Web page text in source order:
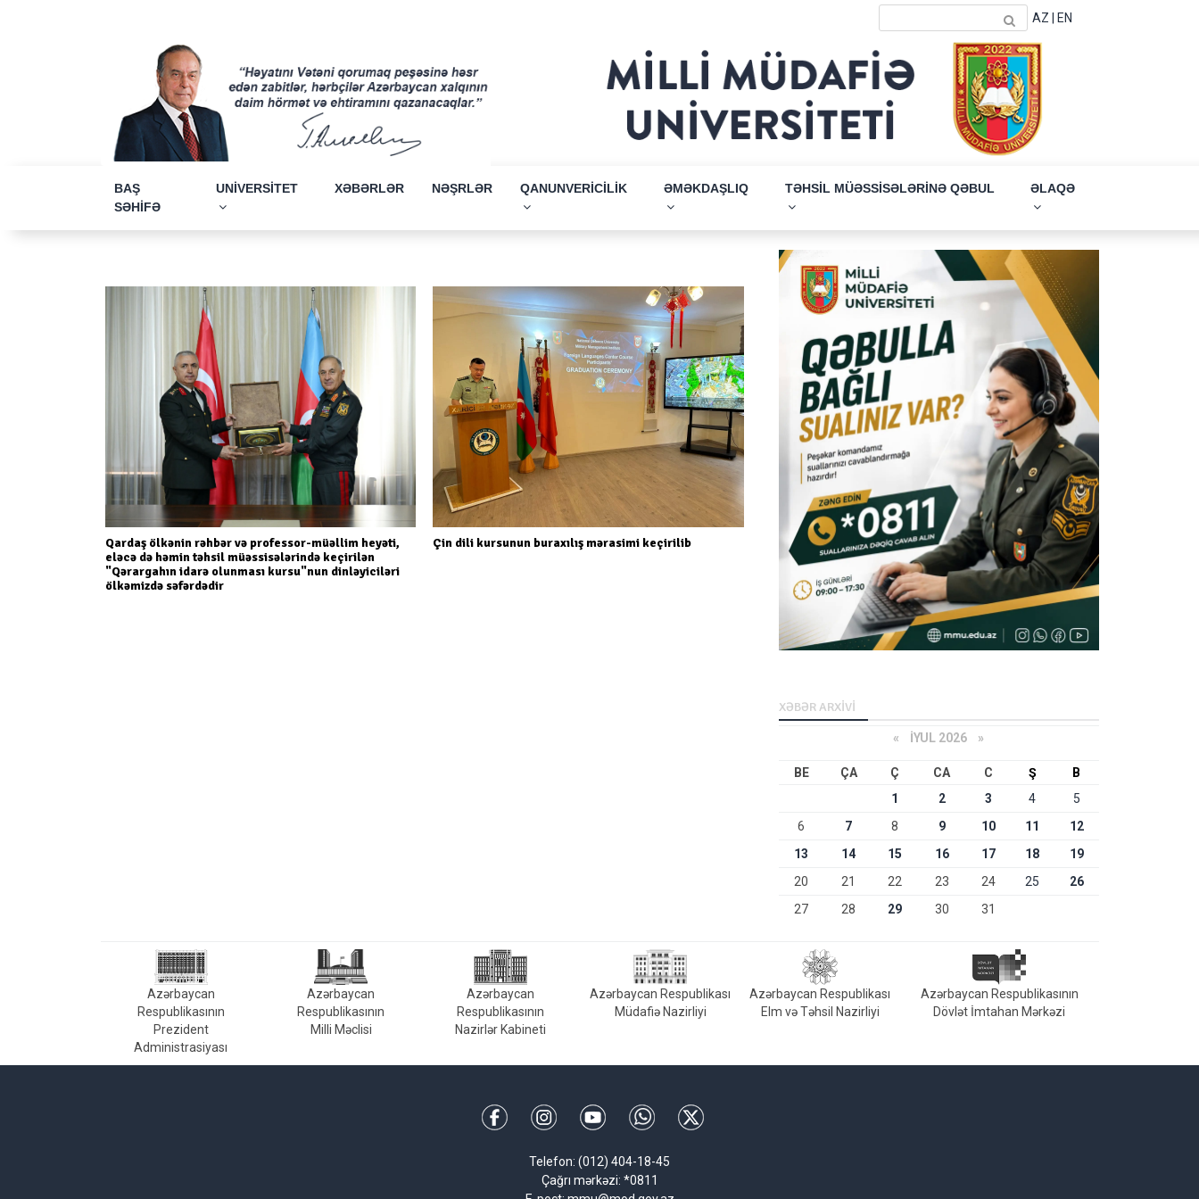
AZ EN
BAŞ
SƏHİFƏ
UNİVERSİTET XƏBƏRLƏR NƏŞRLƏR QANUNVERİCİLİK ƏMƏKDAŞLIQ TƏHSİL MÜƏSSİSƏLƏRİNƏ QƏBUL ƏLAQƏ
Qardaş ölkənin rəhbər və professor-müəllim heyəti,
eləcə də həmin təhsil müəssisələrində keçirilən
"Qərargahın idarə olunması kursu"nun dinləyiciləri
ölkəmizdə səfərdədir
Çin dili kursunun buraxılış mərasimi keçirilib
XƏBƏR ARXİVİ
« İYUL 2026 »
BE ÇA Ç CA C Ş
B
1
2 3 4
5
6
7 8 9 10 11
12
13
14 15 16 17 18
19
20
21 22 23 24 25
26
27
28 29 30 31
Azərbaycan
Respublikasının
Prezident
Administrasiyası
Azərbaycan
Respublikasının
Milli Məclisi
Azərbaycan
Respublikasının
Nazirlər Kabineti
Azərbaycan Respublikası
Müdafiə Nazirliyi
Azərbaycan Respublikası
Elm və Təhsil Nazirliyi
Azərbaycan Respublikasının
Dövlət İmtahan Mərkəzi
Telefon: (012) 404-18-45
Çağrı mərkəzi: *0811